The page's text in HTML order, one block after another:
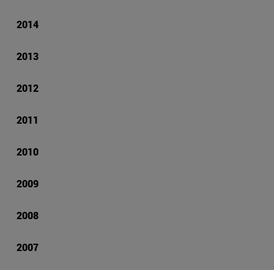
2014
2013
2012
2011
2010
2009
2008
2007